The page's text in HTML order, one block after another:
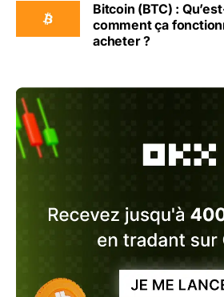
Bitcoin (BTC) :
comment ça
acheter ?